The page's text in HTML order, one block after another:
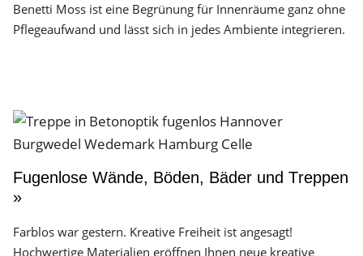
Benetti Moss ist eine Begrünung für Innenräume ganz ohne
Pflegeaufwand und lässt sich in jedes Ambiente integrieren.
Fugenlose Wände, Böden, Bäder und Treppen
»
Farblos war gestern. Kreative Freiheit ist angesagt!
Hochwertige Materialien eröffnen Ihnen neue kreative